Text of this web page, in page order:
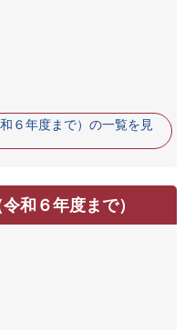
６年度まで）の一覧を見
和６年度まで）